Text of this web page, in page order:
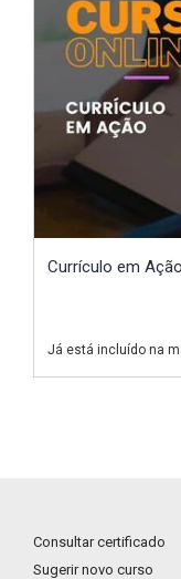
Currículo em Ação
Já está incluído na
Consultar certificado
Sugerir novo curso